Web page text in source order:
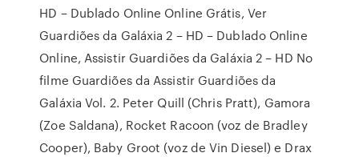
HD – Dublado Online Online Grátis, Ver
Guardiões da Galáxia 2 – HD – Dublado Online
Online, Assistir Guardiões da Galáxia 2 – HD No
filme Guardiões da Assistir Guardiões da
Galáxia Vol. 2. Peter Quill (Chris Pratt), Gamora
(Zoe Saldana), Rocket Racoon (voz de Bradley
Cooper), Baby Groot (voz de Vin Diesel) e Drax